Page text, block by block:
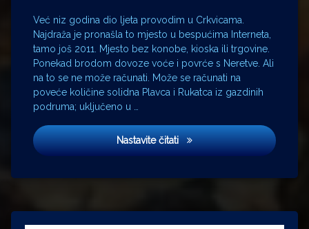
Već niz godina dio ljeta provodim u Crkvicama.
Najdraža je pronašla to mjesto u bespućima Interneta,
tamo još 2011. Mjesto bez konobe, kioska ili trgovine.
Ponekad brodom dovoze voće i povrće s Neretve. Ali
na to se ne može računati. Može se računati na
poveće količine solidna Plavca i Rukatca iz gazdinih
podruma; uključeno u …
Nastavite čitatiDolazak Hrvata